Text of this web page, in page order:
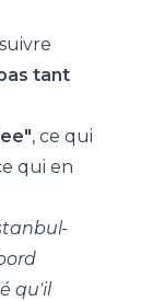
tant
, ce qui
qui en
qu'il